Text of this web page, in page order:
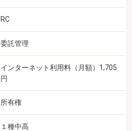
RC
委託管理
インターネット利用料（月額）1,705
円
所有権
１種中高